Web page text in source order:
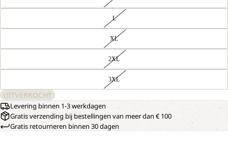
L
XL
2XL
3XL
UITVERKOCHT
Levering binnen 1-3 werkdagen
Gratis verzending bij bestellingen van meer dan € 100
Gratis retourneren binnen 30 dagen